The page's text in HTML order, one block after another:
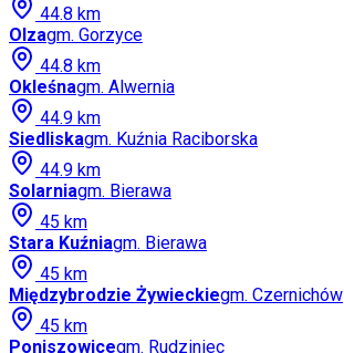
44.8 km
Olzagm. Gorzyce
44.8 km
Okleśnagm. Alwernia
44.9 km
Siedliskagm. Kuźnia Raciborska
44.9 km
Solarniagm. Bierawa
45 km
Stara Kuźniagm. Bierawa
45 km
Międzybrodzie Żywieckiegm. Czernichów
45 km
Poniszowicegm. Rudziniec